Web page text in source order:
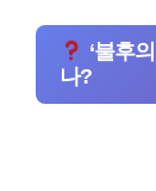
‘불후
나?